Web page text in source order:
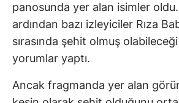
panosunda yer alan isimler
ardından bazı izleyiciler Rıza
sırasında şehit olmuş
yorumlar yaptı.
Ancak fragmanda yer alan